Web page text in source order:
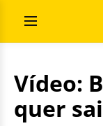
contentOpen
Menu
for:
Vídeo:
quer